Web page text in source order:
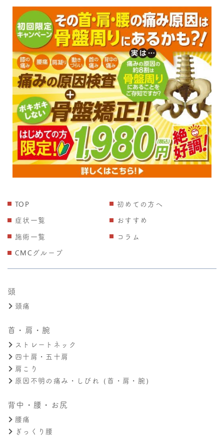
TOP
初めての方へ
症状一覧
おすすめ
施術一覧
コラム
CMCグループ
頭
頭痛
首・肩・腕
ストレートネック
四十肩・五十肩
肩こり
原因不明の痛み・しびれ（首・肩・腕）
背中・腰・お尻
腰痛
ぎっくり腰